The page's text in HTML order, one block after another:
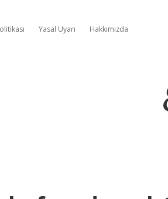
Yasal Uyarı Hakkımızda